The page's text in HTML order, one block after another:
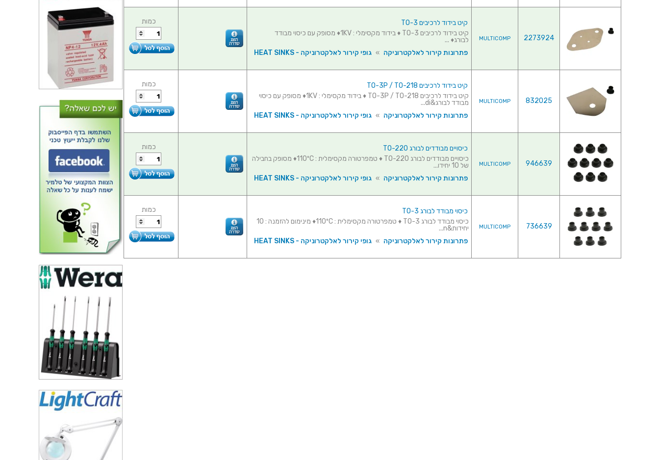
2273924
MULTICOMP
קיט בידוד לרכיבים TO-3
קיט בידוד לרכיבים TO-3 ♦ בידוד מקסימלי : 1KV♦ מסופק עם כיסוי מבודד
לבורג♦ ...
פתרונות קירור לאלקטרוניקה » גופי קירור לאלקטרוניקה - HEAT SINKS
כמות
832025
MULTICOMP
קיט בידוד לרכיבים TO-3P / TO-218
קיט בידוד לרכיבים TO-3P / TO-218 ♦ בידוד מקסימלי : 1KV♦ מסופק עם כיסוי
מבודד לבורג&di...
פתרונות קירור לאלקטרוניקה » גופי קירור לאלקטרוניקה - HEAT SINKS
כמות
946639
MULTICOMP
כיסויים מבודדים לבורג TO-220
כיסויים מבודדים לבורג TO-220 ♦ טמפרטורה מקסימלית : 110ºC♦ מסופק בחבילה
של 10 יחידו...
פתרונות קירור לאלקטרוניקה » גופי קירור לאלקטרוניקה - HEAT SINKS
כמות
736639
MULTICOMP
כיסוי מבודד לבורג TO-3
כיסוי מבודד לבורג TO-3 ♦ טמפרטורה מקסימלית : 110ºC♦ מינימום להזמנה : 10
יחידות&n...
פתרונות קירור לאלקטרוניקה » גופי קירור לאלקטרוניקה - HEAT SINKS
כמות